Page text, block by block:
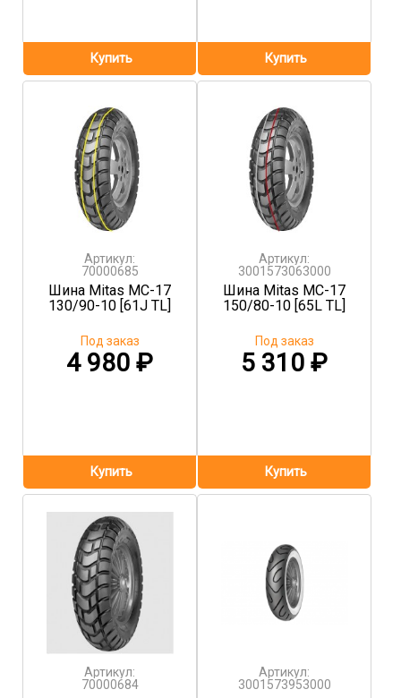
Артикул:
70000685
Шина Mitas MC-17
130/90-10 [61J TL]
4 980 ₽
Под заказ
Артикул:
3001573063000
Шина Mitas MC-17
150/80-10 [65L TL]
5 310₽
Под заказ
Артикул:
70000684
Артикул:
3001573953000